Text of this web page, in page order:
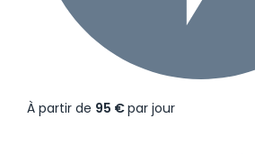
À partir de 95 €par jour